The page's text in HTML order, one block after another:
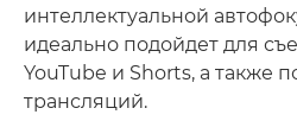
интеллектуальной
идеально подойдет для
YouTube и Shorts, а также
трансляций.